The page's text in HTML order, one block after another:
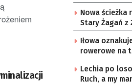
Żar
Nowa ścieżka
Stary Żagań z
Iłowa
rowerowe na
Lechia po
Ruch, a my